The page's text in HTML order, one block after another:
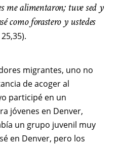
me alimentaron; tuve sed y
como forastero y ustedes
migrantes, uno no
de acoger al
participé en un
jóvenes en Denver,
un grupo juvenil muy
en Denver, pero los